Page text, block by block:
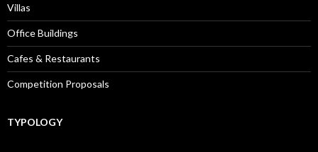
Villas
Office Buildings
Cafes & Restaurants
Competition Proposals
TYPOLOGY